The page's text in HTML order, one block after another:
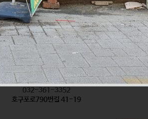
형제방앗간
식품
032-361-3352
호구포로790번길 41-19